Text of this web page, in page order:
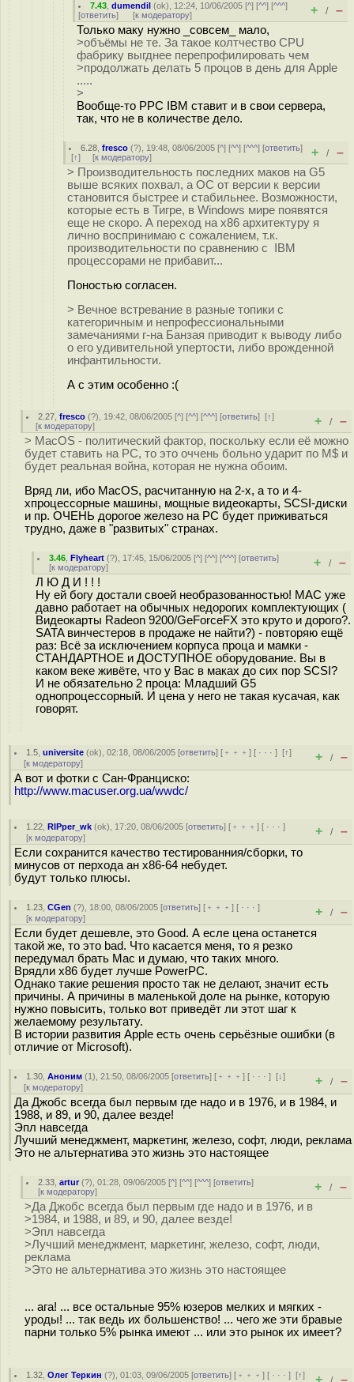
7.43 ,dumendil (ok), 12:24, 10/06/2005 [^] [^^] [^^^]
[ответить] [к модератору] + / –
Только маку нужно _совсем_ мало,
>объёмы не те. За такое колтчество CPU
фабрику выгднее перепрофилировать чем
>продолжать делать 5 процов в день для Apple
.....
>
Вообще-то PPC IBM ставит и в свои сервера,
так, что не в количестве дело.
6.28 ,fresco (?), 19:48, 08/06/2005 [^] [^^] [^^^] [ответить]
[↑] [к модератору] + / –
> Производительность последних маков на G5
выше всяких похвал, а ОС от версии к версии
становится быстрее и стабильнее. Возможности,
которые есть в Тигре, в Windows мире появятся
еще не скоро. А переход на x86 архитектуру я
лично воспринимаю с сожалением, т.к.
производительности по сравнению с IBM
процессорами не прибавит...
Поностью согласен.
> Вечное встревание в разные топики с
категоричным и непрофессиональными
замечаниями г-на Банзая приводит к выводу либо
о его удивительной упертости, либо врожденной
инфантильности.
А с этим особенно :(
2.27 ,fresco (?), 19:42, 08/06/2005 [^] [^^] [^^^] [ответить][↑]
[к модератору] + / –
> MacOS - политический фактор, поскольку если её можно
будет ставить на PC, то это оччень больно ударит по M$ и
будет реальная война, которая не нужна обоим.
Вряд ли, ибо MacOS, расчитанную на 2-х, а то и 4-
хпроцессорные машины, мощные видеокарты, SCSI-диски
и пр. ОЧЕНЬ дорогое железо на PC будет приживаться
трудно, даже в "развитых" странах.
3.46 ,Flyheart (?), 17:45, 15/06/2005 [^] [^^] [^^^] [ответить]
[к модератору] + / –
Л Ю Д И ! ! !
Ну ей богу достали своей необразованностью! МАС уже
давно работает на обычных недорогих комплектующих (
Видеокарты Radeon 9200/GeForceFX это круто и дорого?.
SATA винчестеров в продаже не найти?) - повторяю ещё
раз: Всё за исключением корпуса проца и мамки -
СТАНДАРТНОЕ и ДОСТУПНОЕ оборудование. Вы в
каком веке живёте, что у Вас в маках до сих пор SCSI?
И не обязательно 2 проца: Младший G5
однопроцессорный. И цена у него не такая кусачая, как
говорят.
1.5 ,universite (ok), 02:18, 08/06/2005 [ответить] [ ﹢﹢﹢] [ · · ·][↑]
[к модератору] + / –
А вот и фотки с Сан-Франциско:
http://www.macuser.org.ua/wwdc/
1.22 ,RIPper_wk (ok), 17:20, 08/06/2005 [ответить] [ ﹢﹢﹢] [ · · ·]
[к модератору] + / –
Если сохранится качество тестированния/сборки, то
минусов от перхода ан х86-64 небудет.
будут только плюсы.
1.23 ,CGen (?), 18:00, 08/06/2005 [ответить] [ ﹢﹢﹢] [ · · ·]
[к модератору] + / –
Если будет дешевле, это Good. А есле цена останется
такой же, то это bad. Что касается меня, то я резко
передумал брать Mac и думаю, что таких много.
Врядли х86 будет лучше PowerPC.
Однако такие решения просто так не делают, значит есть
причины. А причины в маленькой доле на рынке, которую
нужно повысить, только вот приведёт ли этот шаг к
желаемому результату.
В истории развития Apple есть очень серьёзные ошибки (в
отличие от Microsoft).
1.30 ,Аноним (1), 21:50, 08/06/2005 [ответить] [ ﹢﹢﹢] [ · · ·][↓]
[к модератору] + / –
Да Джобс всегда был первым где надо и в 1976, и в 1984, и
1988, и 89, и 90, далее везде!
Эпл навсегда
Лучший менеджмент, маркетинг, железо, софт, люди, реклама
Это не альтернатива это жизнь это настоящее
2.33 ,artur(?), 01:28, 09/06/2005 [^] [^^] [^^^] [ответить]
[к модератору] + / –
>Да Джобс всегда был первым где надо и в 1976, и в
>1984, и 1988, и 89, и 90, далее везде!
>Эпл навсегда
>Лучший менеджмент, маркетинг, железо, софт, люди,
реклама
>Это не альтернатива это жизнь это настоящее
... ага! ... все остальные 95% юзеров мелких и мягких -
уроды! ... так ведь их большенство! ... чего же эти бравые
парни только 5% рынка имеют ... или это рынок их имеет?
1.32 ,Олег Теркин (?), 01:03, 09/06/2005 [ответить] [ ﹢﹢﹢] [ · · ·][↑]
+ –